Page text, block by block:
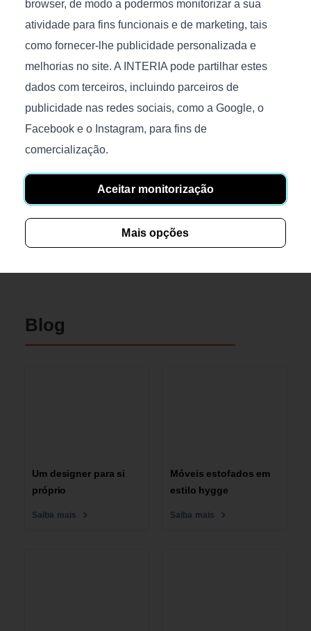
Tamanho (C/P/A), cm.:
Medidas (L/A), cm.: 140x80
Burger Black
€265
Tamanho (C/P/A), cm.:
€1 736
Disponível
Medidas (L/A), cm.: 120x120
Blog
Um designer para si
próprio
Saiba mais
Móveis estofados em
estilo hygge
Saiba mais
browser, de modo a podermos monitorizar a sua
atividade para fins funcionais e de marketing, tais
como fornecer-lhe publicidade personalizada e
melhorias no site. A INTERIA pode partilhar estes
dados com terceiros, incluindo parceiros de
publicidade nas redes sociais, como a Google, o
Facebook e o Instagram, para fins de
comercialização.
Aceitar monitorização
Mais opções